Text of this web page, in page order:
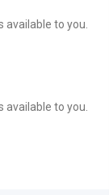
available to you.
available to you.